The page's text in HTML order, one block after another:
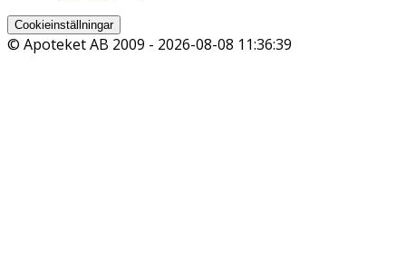
Cookieinställningar
© Apoteket AB 2009 - 2026-08-08 11:36:39